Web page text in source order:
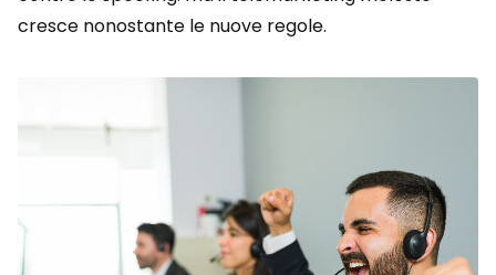
cresce nonostante le nuove regole.